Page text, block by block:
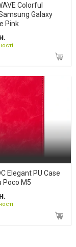
Colorful
Galaxy
Pink
Elegant PU Case
Poco M5